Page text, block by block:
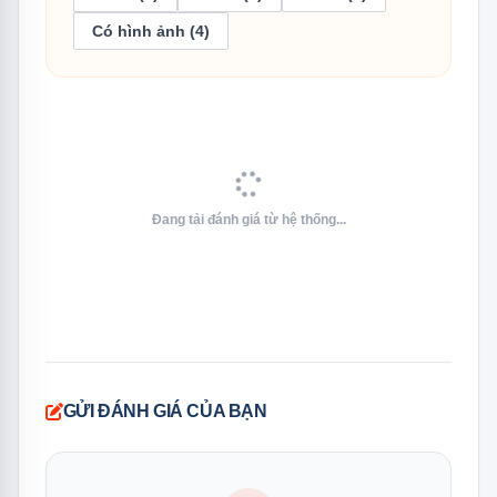
chỉnh chính xác mà vẫn đảm bảo bát đĩa luôn sạch sẽ,
không cần rửa lại. Người dùng có thể theo dõi và đánh
giá kết quả qua ứng dụng Home Connect, giúp quản lý
Có hình ảnh (4)
Đang tải đánh giá từ hệ thống...
GỬI ĐÁNH GIÁ CỦA BẠN